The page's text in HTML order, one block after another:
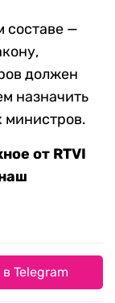
составе —
должен
назначить
министров.
от RTVI
Telegram